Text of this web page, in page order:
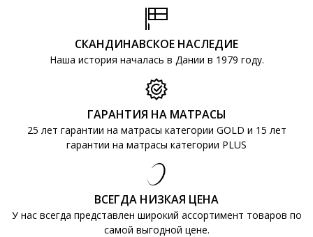
СКАНДИНАВСКОЕ НАСЛЕДИЕ
Наша история началась в Дании в 1979 году.
ГАРАНТИЯ НА МАТРАСЫ
25 лет гарантии на матрасы категории GOLD и 15 лет
гарантии на матрасы категории PLUS
ВСЕГДА НИЗКАЯ ЦЕНА
У нас всегда представлен широкий ассортимент товаров по
самой выгодной цене.